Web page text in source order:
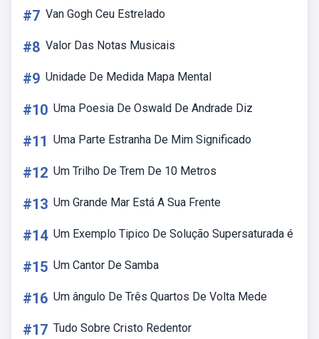
#7 Van Gogh Ceu Estrelado
#8 Valor Das Notas Musicais
#9 Unidade De Medida Mapa Mental
#10 Uma Poesia De Oswald De Andrade Diz
#11 Uma Parte Estranha De Mim Significado
#12 Um Trilho De Trem De 10 Metros
#13 Um Grande Mar Está A Sua Frente
#14 Um Exemplo Tipico De Solução Supersaturada é
#15 Um Cantor De Samba
#16 Um ângulo De Três Quartos De Volta Mede
#17 Tudo Sobre Cristo Redentor